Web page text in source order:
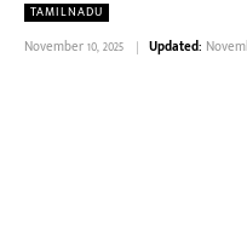
TAMILNADU
November 10, 2025 Updated: